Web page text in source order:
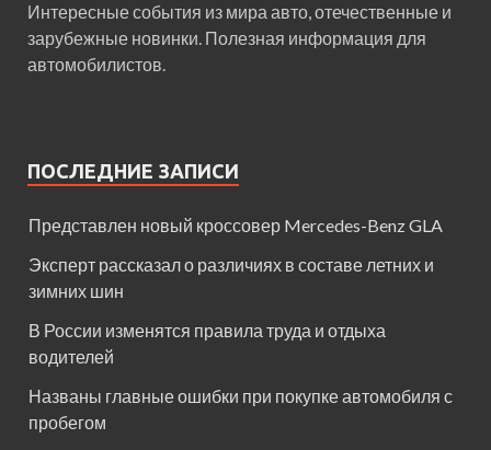
Интересные события из мира авто, отечественные и
зарубежные новинки. Полезная информация для
автомобилистов.
ПОСЛЕДНИЕ ЗАПИСИ
Представлен новый кроссовер Mercedes-Benz GLA
Эксперт рассказал о различиях в составе летних и
зимних шин
В России изменятся правила труда и отдыха
водителей
Названы главные ошибки при покупке автомобиля с
пробегом